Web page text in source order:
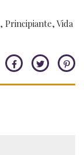
, Principiante, Vida